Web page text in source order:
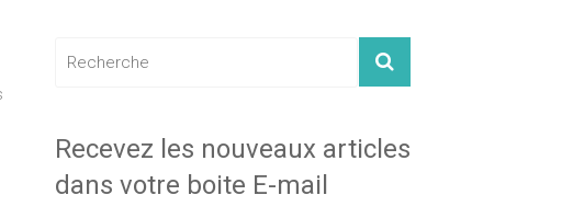
Recevez les nouveaux articles
dans votre boite E-mail